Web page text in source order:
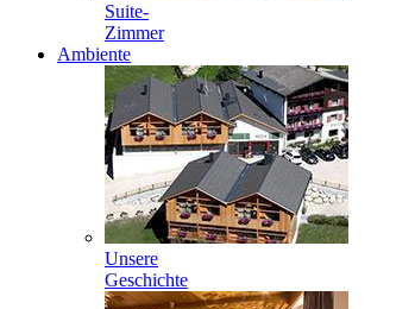
Suite-
Zimmer
Ambiente
Unsere
Geschichte